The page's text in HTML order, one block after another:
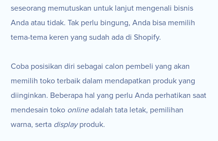
seseorang memutuskan untuk lanjut mengenali bisnis
Anda atau tidak. Tak perlu bingung, Anda bisa memilih
tema-tema keren yang sudah ada di Shopify.
Coba posisikan diri sebagai calon pembeli yang akan
memilih toko terbaik dalam mendapatkan produk yang
diinginkan. Beberapa hal yang perlu Anda perhatikan saat
mendesain toko onlineadalah tata letak, pemilihan
warna, serta displayproduk.